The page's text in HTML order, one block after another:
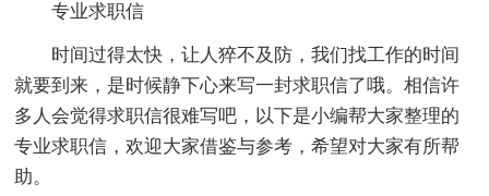
专业求职信
时间过得太快，让人猝不及防，我们找工作的时间
就要到来，是时候静下心来写一封求职信了哦。相信许
多人会觉得求职信很难写吧，以下是小编帮大家整理的
专业求职信，欢迎大家借鉴与参考，希望对大家有所帮
助。